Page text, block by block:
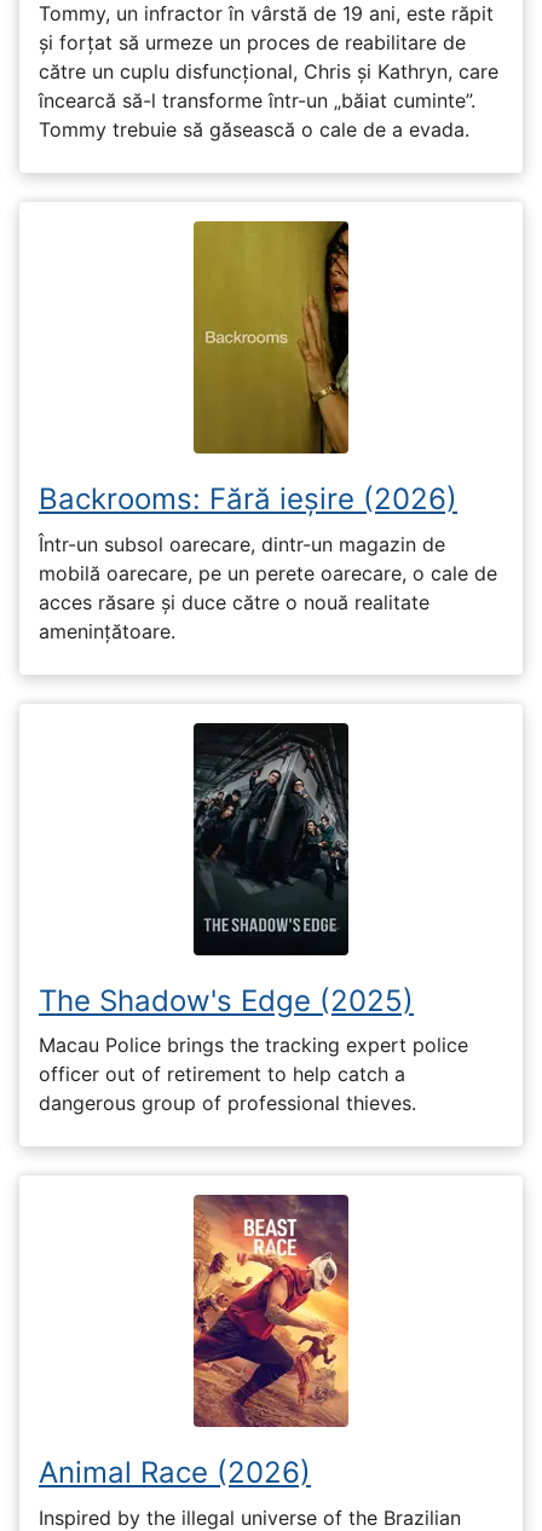
Tommy, un infractor în vârstă de 19 ani, este răpit
și forțat să urmeze un proces de reabilitare de
către un cuplu disfuncțional, Chris și Kathryn, care
încearcă să-l transforme într-un „băiat cuminte”.
Tommy trebuie să găsească o cale de a evada.
Backrooms: Fără ieșire (2026)
Într-un subsol oarecare, dintr-un magazin de
mobilă oarecare, pe un perete oarecare, o cale de
acces răsare și duce către o nouă realitate
amenințătoare.
The Shadow's Edge (2025)
Macau Police brings the tracking expert police
officer out of retirement to help catch a
dangerous group of professional thieves.
Animal Race (2026)
Inspired by the illegal universe of the Brazilian